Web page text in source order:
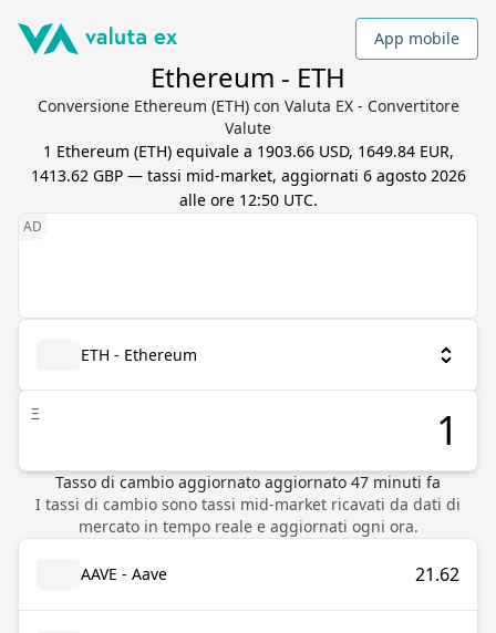
App mobile
Ethereum - ETH
Conversione Ethereum (ETH) con Valuta EX - Convertitore
Valute
1 Ethereum (ETH) equivale a 1903.66 USD, 1649.84 EUR,
1413.62 GBP— tassi mid-market, aggiornati 6 agosto 2026
alle ore 12:50 UTC.
ETH - Ethereum
Ξ
Tasso di cambio aggiornato aggiornato 47 minuti fa
I tassi di cambio sono tassi mid-market ricavati da dati di
mercato in tempo reale e aggiornati ogni ora.
AAVE - Aave 21.62